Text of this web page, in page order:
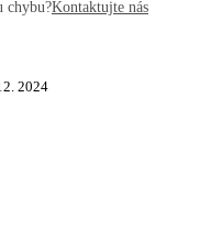
chybu?Kontaktujte nás
2024